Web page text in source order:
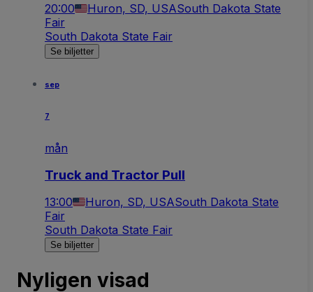
20:00 Huron, SD, USASouth Dakota State
Fair
South Dakota State Fair
Se biljetter
sep
7
mån
Truck and Tractor Pull
13:00 Huron, SD, USASouth Dakota State
Fair
South Dakota State Fair
Se biljetter
Nyligen visad